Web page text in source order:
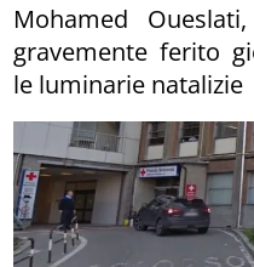
Mohamed
gravemente ferito
le luminarie natalizie